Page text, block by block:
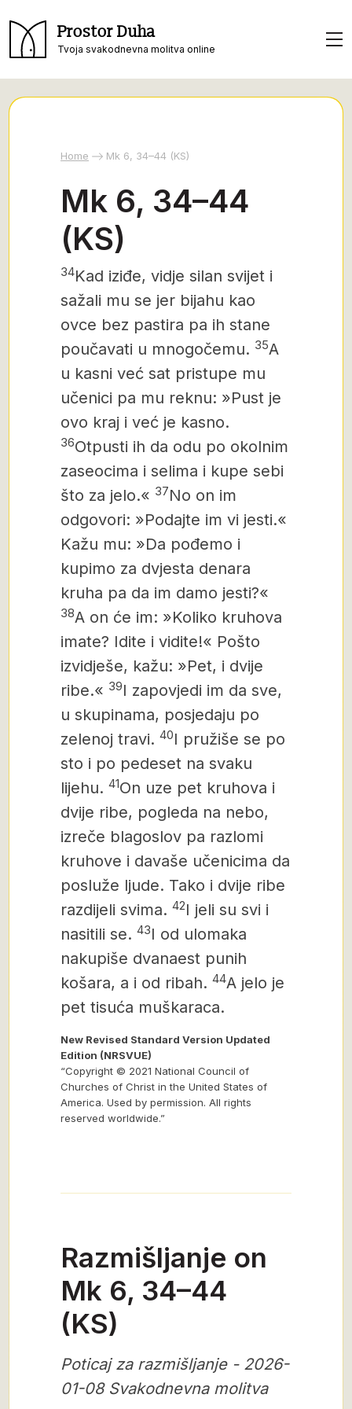
Prostor Duha
Tvoja svakodnevna molitva online
Home Mk 6, 34–44 (KS)
Mk 6, 34–44
(KS)
34Kad iziđe, vidje silan svijet i
sažali mu se jer bijahu kao
ovce bez pastira pa ih stane
poučavati u mnogočemu. 35A
u kasni već sat pristupe mu
učenici pa mu reknu: »Pust je
ovo kraj i već je kasno.
36Otpusti ih da odu po okolnim
zaseocima i selima i kupe sebi
što za jelo.« 37No on im
odgovori: »Podajte im vi jesti.«
Kažu mu: »Da pođemo i
kupimo za dvjesta denara
kruha pa da im damo jesti?«
38A on će im: »Koliko kruhova
imate? Idite i vidite!« Pošto
izvidješe, kažu: »Pet, i dvije
ribe.« 39I zapovjedi im da sve,
u skupinama, posjedaju po
zelenoj travi. 40I pružiše se po
sto i po pedeset na svaku
lijehu. 41On uze pet kruhova i
dvije ribe, pogleda na nebo,
izreče blagoslov pa razlomi
kruhove i davaše učenicima da
posluže ljude. Tako i dvije ribe
razdijeli svima. 42I jeli su svi i
nasitili se. 43I od ulomaka
nakupiše dvanaest punih
košara, a i od ribah. 44A jelo je
pet tisuća muškaraca.
New Revised Standard Version Updated
Edition (NRSVUE)
“Copyright © 2021 National Council of
Churches of Christ in the United States of
America. Used by permission. All rights
reserved worldwide.”
Razmišljanje on
Mk 6, 34–44
(KS)
Poticaj za razmišljanje - 2026-
01-08 Svakodnevna molitva